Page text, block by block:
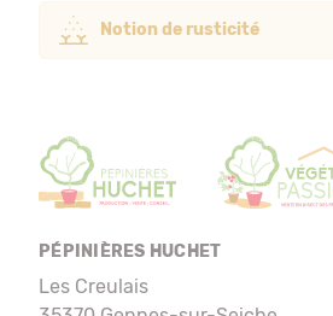
Notion de rusticité
PÉPINIÈRES HUCHET
Les Creulais